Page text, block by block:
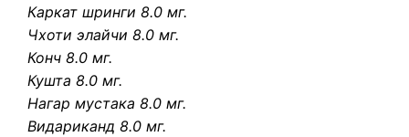
Каркат шринги 8.0 мг.
Чхоти элайчи 8.0 мг.
Конч 8.0 мг.
Кушта 8.0 мг.
Нагар мустака 8.0 мг.
Видариканд 8.0 мг.